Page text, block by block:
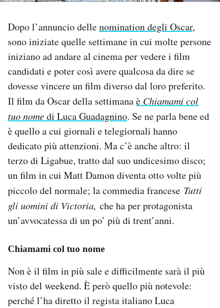
I MIEI PREFERITI
SHOP
CALENDARIO
AREA PERSONALE
Area Personale
Newsletter
Notifiche mobile
Regala il Post
Hai bisogno di aiuto?
Esci
Dopo l’annuncio dellenomination degli Oscar,
sono iniziate quelle settimane in cui molte persone
iniziano ad andare al cinema per vedere i film
candidati e poter così avere qualcosa da dire se
dovesse vincere un film diverso dal loro preferito.
Il film da Oscar della settimanaè Chiamami col
tuo nomedi Luca Guadagnino. Se ne parla bene ed
è quello a cui giornali e telegiornali hanno
dedicato più attenzioni. Ma c’è anche altro: il
terzo di Ligabue, tratto dal suo undicesimo disco;
un film in cui Matt Damon diventa otto volte più
piccolo del normale; la commedia francese Tutti
gli uomini di Victoria, che ha per protagonista
un’avvocatessa di un po’ più di trent’anni.
Chiamami col tuo nome
Non è il film in più sale e difficilmente sarà il più
visto del weekend. È però quello più notevole:
perché l’ha diretto il regista italiano Luca